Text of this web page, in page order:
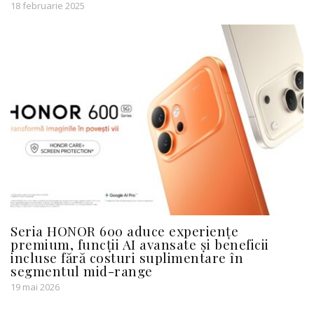
18 februarie 2025
Seria HONOR 600 aduce experiențe
premium, funcții AI avansate și beneficii
incluse fără costuri suplimentare în
segmentul mid-range
19 mai 2026